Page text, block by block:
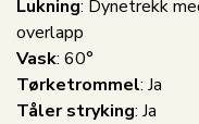
Lukning: Dynetrekk
overlapp
Vask: 60°
Tørketrommel: Ja
Tåler stryking: Ja